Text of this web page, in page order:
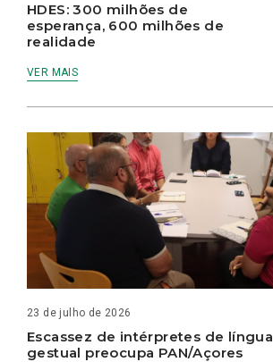
HDES: 300 milhões de
esperança, 600 milhões de
realidade
VER MAIS
23 de julho de 2026
Escassez de intérpretes de língua
gestual preocupa PAN/Açores